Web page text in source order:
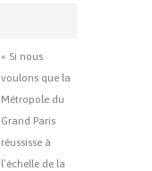
« Si nous
voulons que la
Métropole du
Grand Paris
réussisse à
l’échelle de la